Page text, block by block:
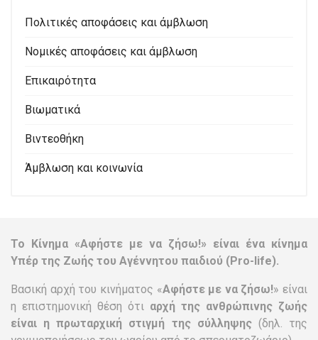
Πολιτικές αποφάσεις και άμβλωση
Νομικές αποφάσεις και άμβλωση
Επικαιρότητα
Βιωματικά
Βιντεοθήκη
Άμβλωση και κοινωνία
Το Κίνημα «Αφήστε με να ζήσω!» είναι ένα κίνημα
Υπέρ της Ζωής του Αγέννητου παιδιού (Pro-life).
Βασική αρχή του κινήματος «Αφήστε με να ζήσω!» είναι
η επιστημονική θέση ότι αρχή της ανθρώπινης ζωής
είναι η πρωταρχική στιγμή της σύλληψης(δηλ. της